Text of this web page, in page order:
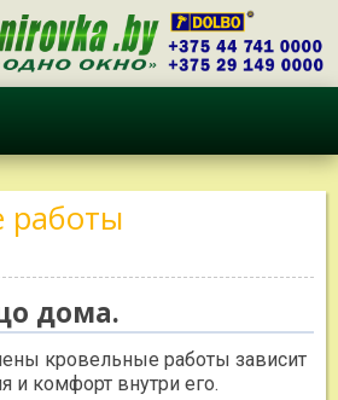
работы
дома.
кровельные работы зависит
и комфорт внутри его.